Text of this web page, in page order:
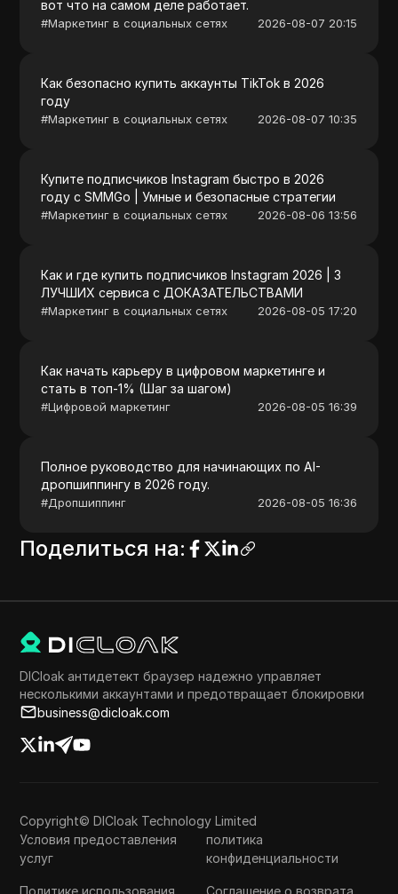
вот что на самом деле работает.
#Маркетинг в социальных сетях 2026-08-07 20:15
Как безопасно купить аккаунты TikTok в 2026
году
#Маркетинг в социальных сетях 2026-08-07 10:35
Купите подписчиков Instagram быстро в 2026
году с SMMGo | Умные и безопасные стратегии
#Маркетинг в социальных сетях 2026-08-06 13:56
Как и где купить подписчиков Instagram 2026 | 3
ЛУЧШИХ сервиса с ДОКАЗАТЕЛЬСТВАМИ
#Маркетинг в социальных сетях 2026-08-05 17:20
Как начать карьеру в цифровом маркетинге и
стать в топ-1% (Шаг за шагом)
#Цифровой маркетинг 2026-08-05 16:39
Полное руководство для начинающих по AI-
дропшиппингу в 2026 году.
#Дропшиппинг 2026-08-05 16:36
Поделиться на:
DICloak антидетект браузер надежно управляет
несколькими аккаунтами и предотвращает блокировки
business@dicloak.com
Copyright© DICloak Technology Limited
Условия предоставления
услуг
политика
конфиденциальности
Политике использования Соглашение о возврата